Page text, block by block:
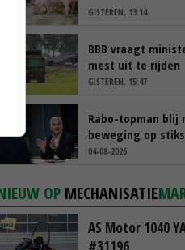
GISTEREN, 13:14
BBB vraagt
mest uit te rijden
GISTEREN, 15:47
Rabo-topman blij
beweging op
‘Verdienmodel
04-08-2026
OP MECHANISATIE
AS Motor 1040